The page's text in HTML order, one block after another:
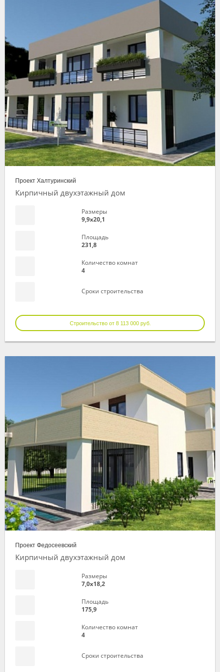
Проект Халтуринский
Кирпичный двухэтажный дом
Размеры
9,9х20,1
Площадь
231,8
Количество комнат
4
Сроки строительства
Строительство от 8 113 000 руб.
Проект Федосеевский
Кирпичный двухэтажный дом
Размеры
7,0х18,2
Площадь
175,9
Количество комнат
4
Сроки строительства